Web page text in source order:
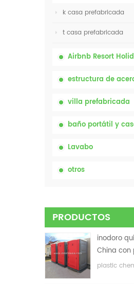
k casa prefabricada
t casa prefabricada
Airbnb Resort
estructura de
villa prefabricada
baño portátil y
Lavabo
otros
PRODUCTOS
inodoro
China con
plastic